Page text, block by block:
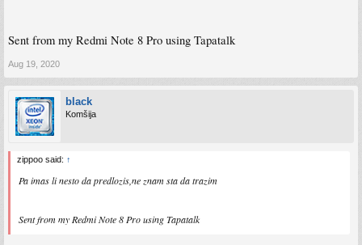
Sent from my Redmi Note 8 Pro using Tapatalk
Aug 19, 2020
black
Komšija
zippoo said: ↑
Pa imas li nesto da predlozis,ne znam sta da trazim
Sent from my Redmi Note 8 Pro using Tapatalk